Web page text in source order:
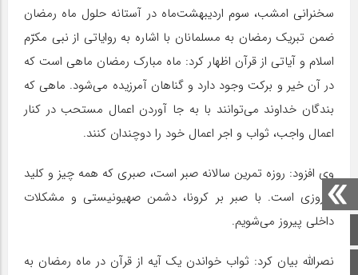
صفحه اصلی
اینستاگرام
سخنرانی امشب، سوم اردیبهشت‌ماه در آستانه حلول ماه رمضان
ضمن تبریک رمضان به مسلمانان با اشاره به روایاتی از نبی مکرّم
اسلام و آیاتی از قرآن اظهار کرد: ماه مبارک رمضان ماهی است که
در آن خیر و برکت وجود دارد و گناهان آمرزیده می‌شود. ماهی که
بندگان خداوند می‌توانند با به جا آوردن اعمال مستحب در کنار
اعمال واجب، ثواب‌ و اجر اعمال خود را دوچندان کنند.
وی افزود: روزه تمرین سالانه صبر است، صبری که همه چیز و کلید
پیروزی است. با صبر بر کرونا، دشمن صهیونیستی و مشکلات
داخلی پیروز می‌شویم.
نصرالله بیان کرد: ثواب خواندن یک آیه از قرآن در ماه رمضان به